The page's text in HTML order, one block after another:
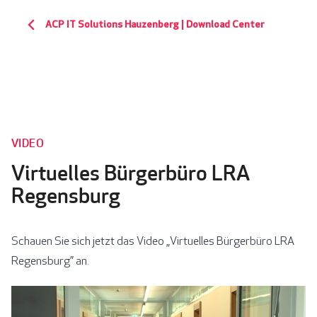
ACP IT Solutions Hauzenberg | Download Center
VIDEO
Virtuelles Bürgerbüro LRA
Regensburg
Schauen Sie sich jetzt das Video „Virtuelles Bürgerbüro LRA
Regensburg” an.